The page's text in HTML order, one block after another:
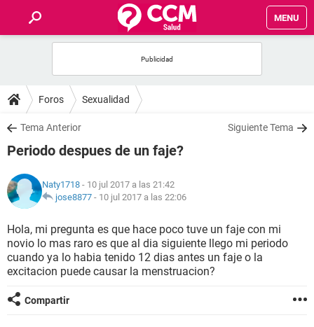
MENU
FOROS
SALUD
NUTRICIÓN
BIENESTAR
SEXUALIDAD
GLOSARIO
Foros Sexualidad
Tema Anterior Siguiente Tema
Periodo despues de un faje?
Naty1718 - 10 jul 2017 a las 21:42
jose8877 - 10 jul 2017 a las 22:06
Hola, mi pregunta es que hace poco tuve un faje con mi
novio lo mas raro es que al dia siguiente llego mi periodo
cuando ya lo habia tenido 12 dias antes un faje o la
excitacion puede causar la menstruacion?
Compartir